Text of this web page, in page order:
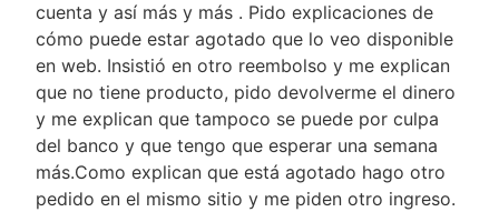
cuenta y así más y más . Pido explicaciones de
cómo puede estar agotado que lo veo disponible
en web. Insistió en otro reembolso y me explican
que no tiene producto, pido devolverme el dinero
y me explican que tampoco se puede por culpa
del banco y que tengo que esperar una semana
más.Como explican que está agotado hago otro
pedido en el mismo sitio y me piden otro ingreso.